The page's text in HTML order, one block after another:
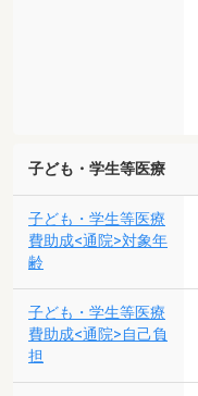
子ども・学生等医療
子ども・学生等医療
費助成<通院>対象年
齢
子ども・学生等医療
費助成<通院>自己負
担